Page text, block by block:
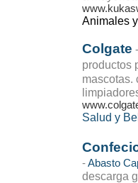
Animales
Colgate -
productos
mascotas.
Salud y
-Abasto
descarga